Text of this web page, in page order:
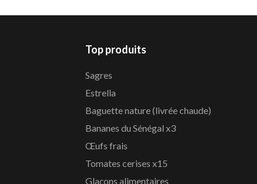
Top produits
Sagres
Estrella
Baguette nature (livrée chaude)
Bananes du Sénégal x3
Œufs frais
Tomates cerises x15
Glaçons alimentaires